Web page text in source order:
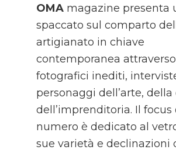
OMA magazine presenta
spaccato sul comparto
artigianato in chiave
contemporanea
fotografici inediti,
personaggi dell’arte,
dell’imprenditoria. Il focus
numero è dedicato al
sue varietà e declinazioni